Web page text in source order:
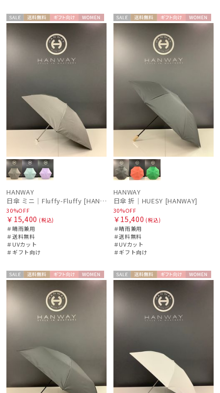
セー
ル
送料無 ギフト
向け
WOME
HANWAY
日傘 ミニ｜Fluffy-Fluffy [HANWAY]
30%OFF
￥15,400 (税込)
＃晴雨兼用
＃送料無料
＃UVカット
＃ギフト向け
セー
ル
送料無 ギフト
向け
WOME
HANWAY
日傘 折｜HUESY [HANWAY]
30%OFF
￥15,400 (税込)
＃晴雨兼用
＃送料無料
＃UVカット
＃ギフト向け
セー
ル
送料無 ギフト
向け
WOME
セー
ル
送料無 ギフト
向け
WOME